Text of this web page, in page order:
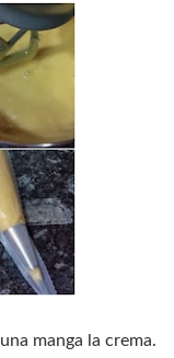
manga la crema.